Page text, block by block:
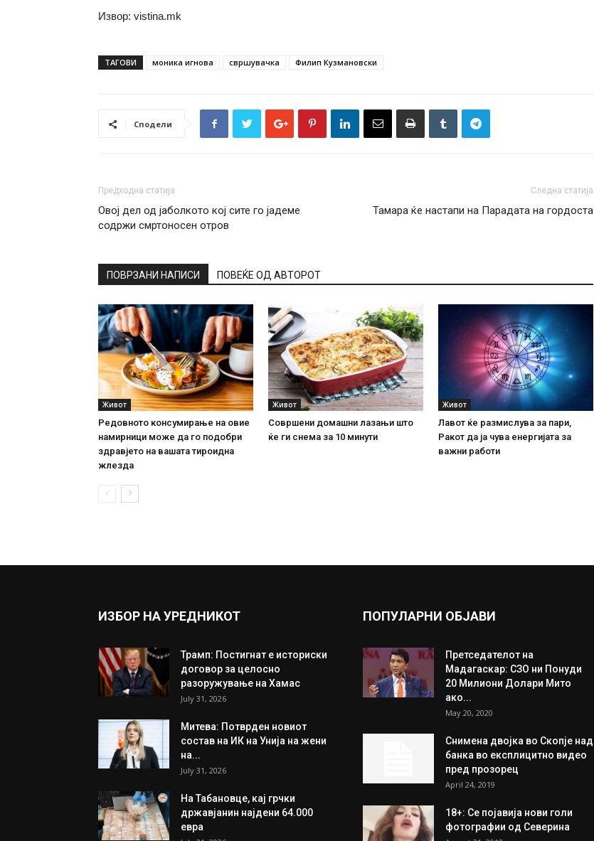
Извор: vistina.mk
ТАГОВИ моника игнова свршувачка Филип Кузмановски
Сподели
Предходна статија
Овој дел од јаболкото кој сите го јадеме
содржи смртоносен отров
Следна статија
Тамара ќе настапи на Парадата на гордоста
ПОВРЗАНИ НАПИСИ ПОВЕЌЕ ОД АВТОРОТ
Живот
Редовното консумирање на овие
намирници може да го подобри
здравјето на вашата тироидна
жлезда
Живот
Совршени домашни лазањи што
ќе ги снема за 10 минути
Живот
Лавот ќе размислува за пари,
Ракот да ја чува енергијата за
важни работи
ИЗБОР НА УРЕДНИКОТ
Трамп: Постигнат е историски
договор за целосно
разоружување на Хамас
July 31, 2026
Митева: Потврден новиот
состав на ИК на Унија на жени
на...
July 31, 2026
На Табановце, кај грчки
државјанин најдени 64.000
евра
ПОПУЛАРНИ ОБЈАВИ
Претседателот на
Мадагаскар: СЗО ни Понуди
20 Милиони Долари Мито
ако...
May 20, 2020
Снимена двојка во Скопје над
банка во експлицитно видео
пред прозорец
April 24, 2019
18+: Се појавија нови голи
фотографии од Северина